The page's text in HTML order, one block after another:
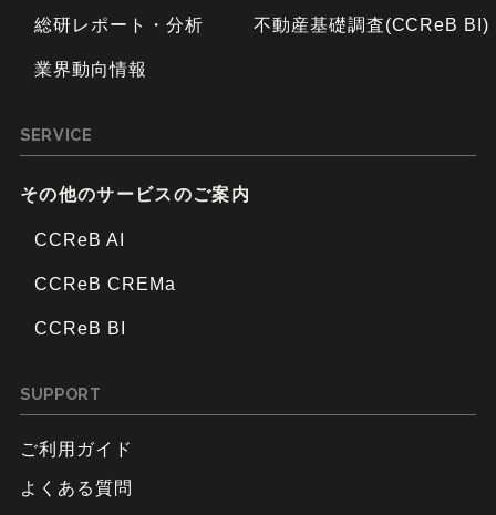
総研レポート・分析
業界動向情報
不動産基礎調査(CCReB BI)
SERVICE
その他のサービスのご案内
CCReB AI
CCReB CREMa
CCReB BI
SUPPORT
ご利用ガイド
よくある質問